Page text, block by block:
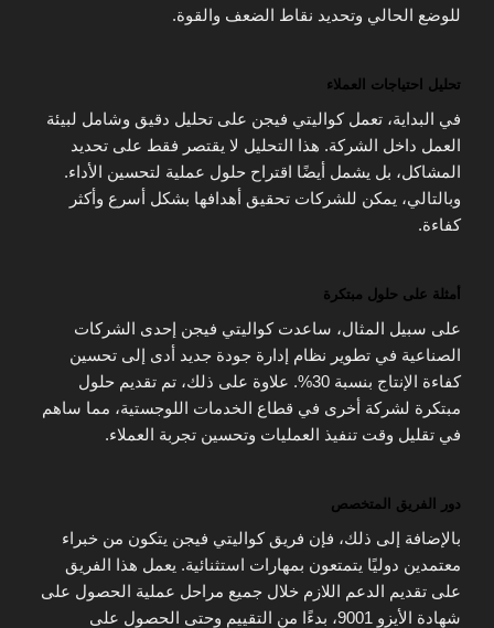
للوضع الحالي وتحديد نقاط الضعف والقوة.
تحليل احتياجات العملاء
في البداية، تعمل كواليتي فيجن على تحليل دقيق وشامل لبيئة
العمل داخل الشركة. هذا التحليل لا يقتصر فقط على تحديد
المشاكل، بل يشمل أيضًا اقتراح حلول عملية لتحسين الأداء.
وبالتالي، يمكن للشركات تحقيق أهدافها بشكل أسرع وأكثر
كفاءة.
أمثلة على حلول مبتكرة
على سبيل المثال، ساعدت كواليتي فيجن إحدى الشركات
الصناعية في تطوير نظام إدارة جودة جديد أدى إلى تحسين
كفاءة الإنتاج بنسبة 30%. علاوة على ذلك، تم تقديم حلول
مبتكرة لشركة أخرى في قطاع الخدمات اللوجستية، مما ساهم
في تقليل وقت تنفيذ العمليات وتحسين تجربة العملاء.
دور الفريق المتخصص
بالإضافة إلى ذلك، فإن فريق كواليتي فيجن يتكون من خبراء
معتمدين دوليًا يتمتعون بمهارات استثنائية. يعمل هذا الفريق
على تقديم الدعم اللازم خلال جميع مراحل عملية الحصول على
شهادة الأيزو 9001، بدءًا من التقييم وحتى الحصول على